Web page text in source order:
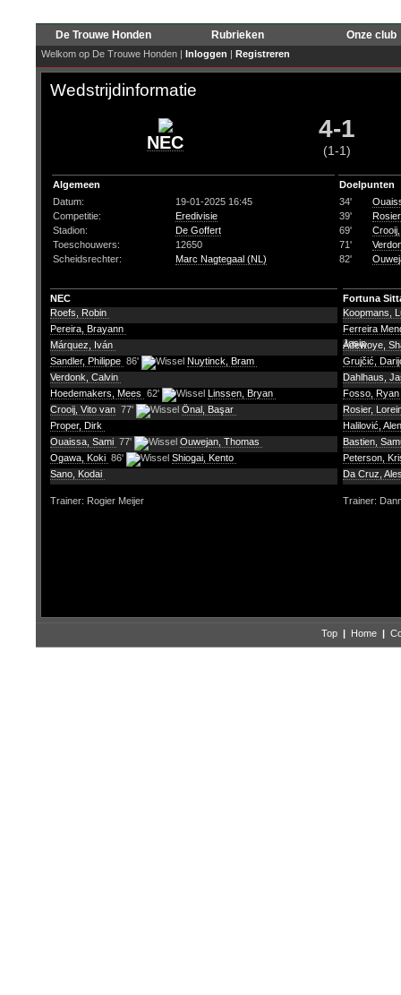
De Trouwe Honden Rubrieken Onze club
Welkom op De Trouwe Honden | Inloggen | Registreren
Wedstrijdinformatie
NEC 4-1
(1-1)
Algemeen
Datum:
19-01-2025 16:45
Competitie:
Eredivisie
Stadion:
De Goffert
Toeschouwers:
12650
Scheidsrechter:
Marc Nagtegaal (NL)
Doelpunten
34'
39'
69'
71'
82'
NEC
Fortuna
Roefs, Robin
Pereira, Brayann
Márquez, Iván
Sandler, Philippe 86'
Nuytinck, Bram
Verdonk, Calvin
Hoedemakers, Mees 62'
Linssen, Bryan
Crooij, Vito van 77'
Önal, Başar
Proper, Dirk
Ouaissa, Sami 77'
Ouwejan, Thomas
Ogawa, Koki 86'
Shiogai, Kento
Sano, Kodai
Koopmans,
Ferreira
Josip
Adewoye,
Grujčić,
Dahlhaus,
Fosso, Ryan
Rosier,
Halilović,
Bastien,
Peterson,
Da Cruz,
Trainer: Rogier Meijer Trainer:
Top | Home |